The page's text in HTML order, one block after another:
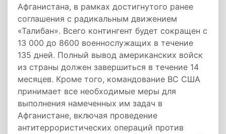
Афганистана, в рамках достигнутого ранее
соглашения с радикальным движением
«Талибан». Всего контингент будет сокращен с
13 000 до 8600 военнослужащих в течение
135 дней. Полный вывод американских войск
из страны должен завершиться в течение 14
месяцев. Кроме того, командование ВС США
принимает все необходимые меры для
выполнения намеченных им задач в
Афганистане, включая проведение
антитеррористических операций против